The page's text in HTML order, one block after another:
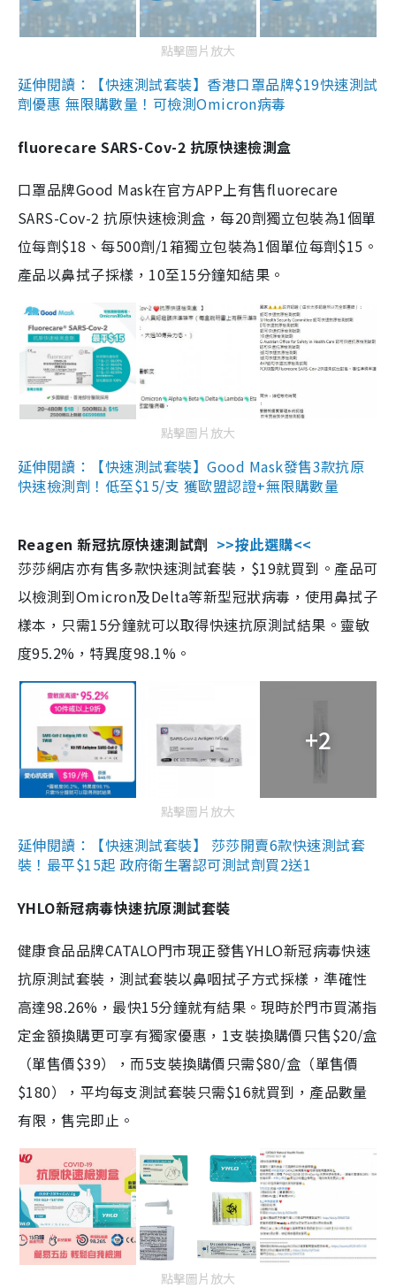
點擊圖片放大
延伸閱讀：【快速測試套裝】香港口罩品牌$19快速測試
劑優惠 無限購數量！可檢測Omicron病毒
fluorecare SARS-Cov-2 抗原快速檢測盒
口罩品牌Good Mask在官方APP上有售fluorecare
SARS-Cov-2 抗原快速檢測盒，每20劑獨立包裝為1個單
位每劑$18、每500劑/1箱獨立包裝為1個單位每劑$15。
產品以鼻拭子採樣，10至15分鐘知結果。
點擊圖片放大
延伸閱讀：【快速測試套裝】Good Mask發售3款抗原
快速檢測劑！低至$15/支 獲歐盟認證+無限購數量
Reagen 新冠抗原快速測試劑 >>按此選購<<
莎莎網店亦有售多款快速測試套裝，$19就買到。產品可
以檢測到Omicron及Delta等新型冠狀病毒，使用鼻拭子
樣本，只需15分鐘就可以取得快速抗原測試結果。靈敏
度95.2%，特異度98.1%。
+2
點擊圖片放大
延伸閱讀：【快速測試套裝】 莎莎開賣6款快速測試套
裝！最平$15起 政府衛生署認可測試劑買2送1
YHLO新冠病毒快速抗原測試套裝
健康食品品牌CATALO門市現正發售YHLO新冠病毒快速
抗原測試套裝，測試套裝以鼻咽拭子方式採樣，準確性
高達98.26%，最快15分鐘就有結果。現時於門市買滿指
定金額換購更可享有獨家優惠，1支裝換購價只售$20/盒
（單售價$39），而5支裝換購價只需$80/盒（單售價
$180），平均每支測試套裝只需$16就買到，產品數量
有限，售完即止。
點擊圖片放大